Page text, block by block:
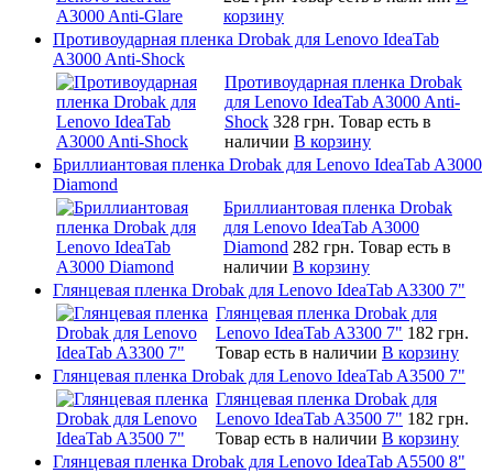
корзину
Противоударная пленка Drobak для Lenovo IdeaTab
A3000 Anti-Shock
Противоударная пленка Drobak
для Lenovo IdeaTab A3000 Anti-
Shock 328 грн. Товар есть в
наличии В корзину
Бриллиантовая пленка Drobak для Lenovo IdeaTab A3000
Diamond
Бриллиантовая пленка Drobak
для Lenovo IdeaTab A3000
Diamond 282 грн. Товар есть в
наличии В корзину
Глянцевая пленка Drobak для Lenovo IdeaTab A3300 7"
Глянцевая пленка Drobak для
Lenovo IdeaTab A3300 7" 182 грн.
Товар есть в наличии В корзину
Глянцевая пленка Drobak для Lenovo IdeaTab A3500 7"
Глянцевая пленка Drobak для
Lenovo IdeaTab A3500 7" 182 грн.
Товар есть в наличии В корзину
Глянцевая пленка Drobak для Lenovo IdeaTab A5500 8"